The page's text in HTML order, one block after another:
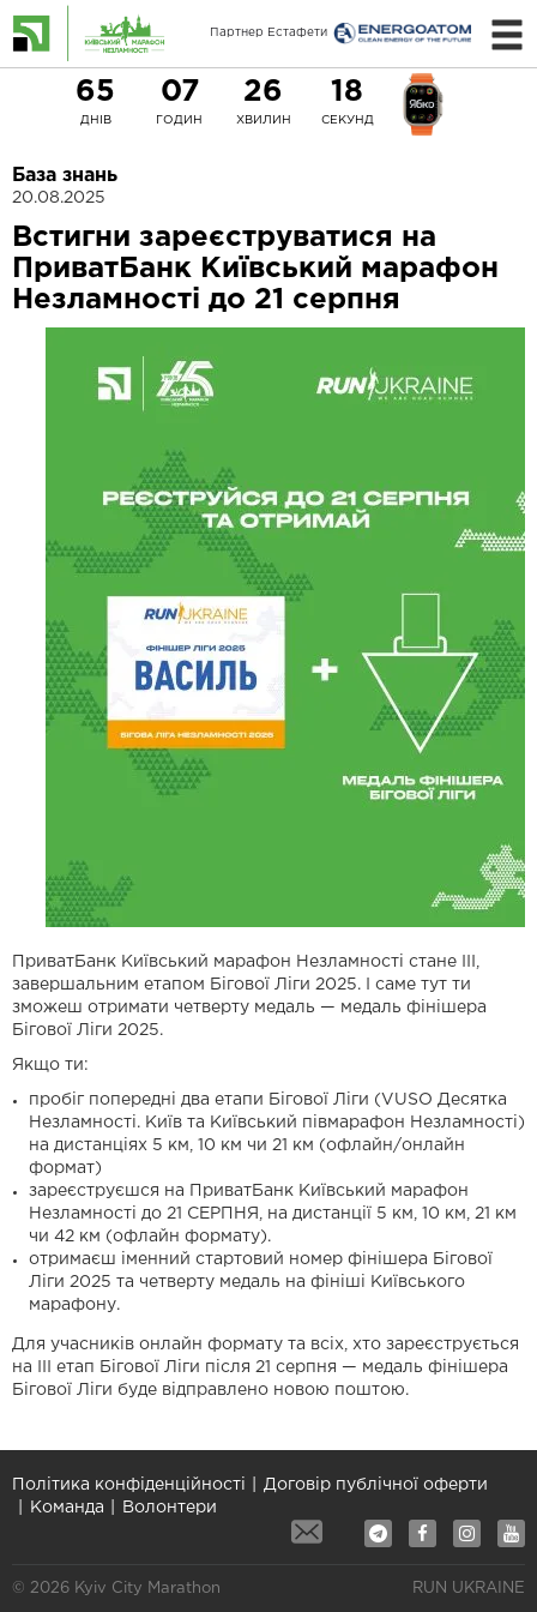
Партнер Естафети
65
ДНІВ
07
ГОДИН
26
ХВИЛИН
18
СЕКУНД
База знань
20.08.2025
Встигни зареєструватися на
ПриватБанк Київський марафон
Незламності до 21 серпня
ПриватБанк Київський марафон Незламності стане ІІІ,
завершальним етапом Бігової Ліги 2025. І саме тут ти
зможеш отримати четверту медаль — медаль фінішера
Бігової Ліги 2025.
Якщо ти:
пробіг попередні два етапи Бігової Ліги (VUSO Десятка
Незламності. Київ та Київський півмарафон Незламності)
на дистанціях 5 км, 10 км чи 21 км (офлайн/онлайн
формат)
зареєструєшся на ПриватБанк Київський марафон
Незламності до 21 СЕРПНЯ, на дистанції 5 км, 10 км, 21 км
чи 42 км (офлайн формату).
отримаєш іменний стартовий номер фінішера Бігової
Ліги 2025 та четверту медаль на фініші Київського
марафону.
Для учасників онлайн формату та всіх, хто зареєструється
на ІІІ етап Бігової Ліги після 21 серпня — медаль фінішера
Бігової Ліги буде відправлено новою поштою.
Політика конфіденційності
Договір публічної оферти
Команда
Волонтери
© 2026 Kyiv City Marathon RUN UKRAINE